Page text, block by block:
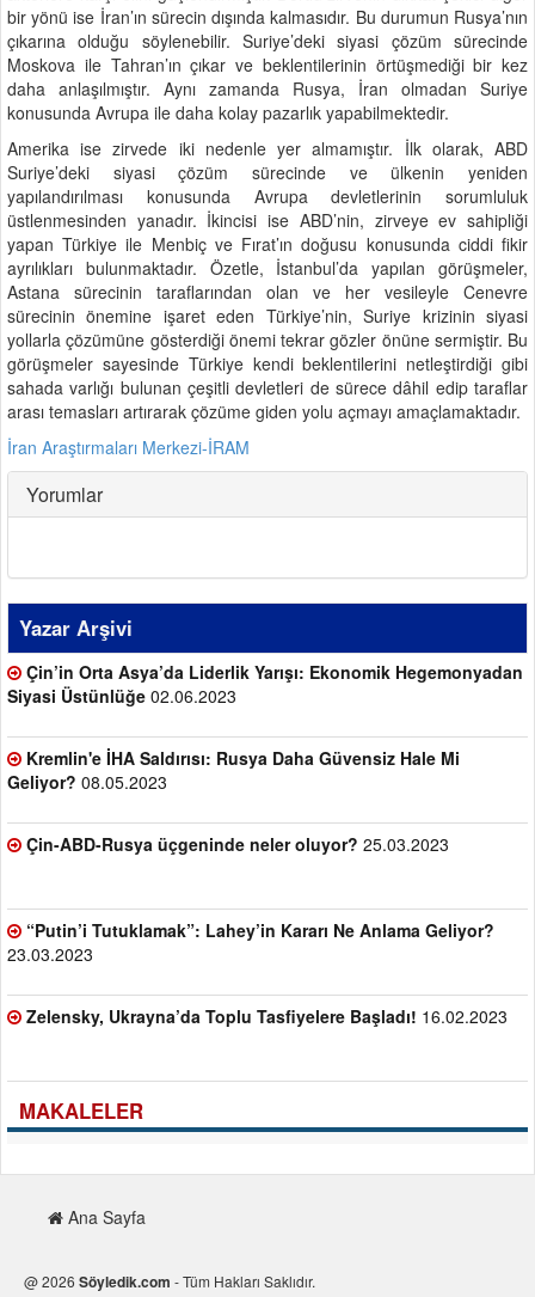
bir yönü ise İran’ın sürecin dışında kalmasıdır. Bu durumun Rusya’nın
çıkarına olduğu söylenebilir. Suriye’deki siyasi çözüm sürecinde
Moskova ile Tahran’ın çıkar ve beklentilerinin örtüşmediği bir kez
daha anlaşılmıştır. Aynı zamanda Rusya, İran olmadan Suriye
konusunda Avrupa ile daha kolay pazarlık yapabilmektedir.
Amerika ise zirvede iki nedenle yer almamıştır. İlk olarak, ABD
Suriye’deki siyasi çözüm sürecinde ve ülkenin yeniden
yapılandırılması konusunda Avrupa devletlerinin sorumluluk
üstlenmesinden yanadır. İkincisi ise ABD’nin, zirveye ev sahipliği
yapan Türkiye ile Menbiç ve Fırat’ın doğusu konusunda ciddi fikir
ayrılıkları bulunmaktadır. Özetle, İstanbul’da yapılan görüşmeler,
Astana sürecinin taraflarından olan ve her vesileyle Cenevre
sürecinin önemine işaret eden Türkiye’nin, Suriye krizinin siyasi
yollarla çözümüne gösterdiği önemi tekrar gözler önüne sermiştir. Bu
görüşmeler sayesinde Türkiye kendi beklentilerini netleştirdiği gibi
sahada varlığı bulunan çeşitli devletleri de sürece dâhil edip taraflar
arası temasları artırarak çözüme giden yolu açmayı amaçlamaktadır.
İran Araştırmaları Merkezi-İRAM
Yorumlar
Yazar Arşivi
Çin’in Orta Asya’da Liderlik Yarışı: Ekonomik Hegemonyadan
Siyasi Üstünlüğe 02.06.2023
Kremlin'e İHA Saldırısı: Rusya Daha Güvensiz Hale Mi
Geliyor? 08.05.2023
Çin-ABD-Rusya üçgeninde neler oluyor? 25.03.2023
“Putin’i Tutuklamak”: Lahey’in Kararı Ne Anlama Geliyor?
23.03.2023
Zelensky, Ukrayna’da Toplu Tasfiyelere Başladı! 16.02.2023
MAKALELER
Ana Sayfa
@ 2026 Söyledik.com - Tüm Hakları Saklıdır.